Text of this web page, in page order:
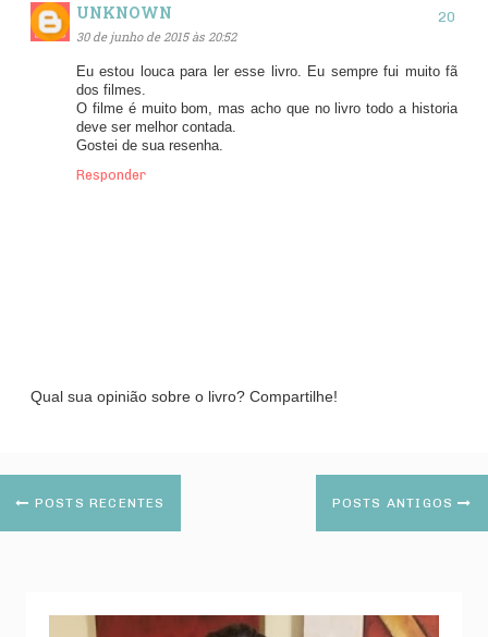
UNKNOWN
30 de junho de 2015 às 20:52
Eu estou louca para ler esse livro. Eu sempre fui muito fã
dos filmes.
O filme é muito bom, mas acho que no livro todo a historia
deve ser melhor contada.
Gostei de sua resenha.
Responder
Qual sua opinião sobre o livro? Compartilhe!
POSTS RECENTES POSTS ANTIGOS